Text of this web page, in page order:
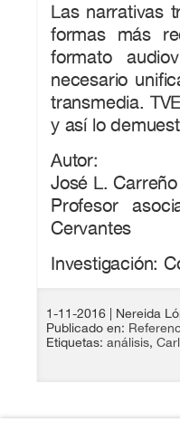
Las narrativas
formas más
formato
necesario
transmedia.
y así lo
Autor:
José L.
Profesor
Cervantes
Investigación:
1-11-2016
| Nereida
Publicado en:
Etiquetas: análisis,